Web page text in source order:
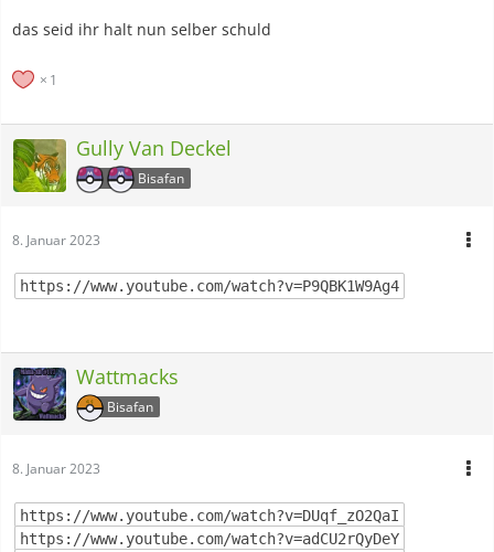
das seid ihr halt nun selber schuld
1
Gully Van Deckel
Bisafan
8. Januar 2023
https://www.youtube.com/watch?v=P9QBK1W9Ag4
Wattmacks
Bisafan
8. Januar 2023
https://www.youtube.com/watch?v=DUqf_zO2QaI
https://www.youtube.com/watch?v=adCU2rQyDeY